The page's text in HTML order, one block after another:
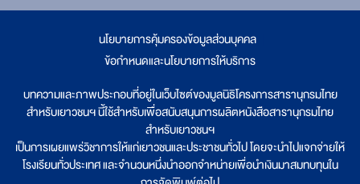
นโยบายการคุ้มครองข้อมูลส่วนบุคคล
ข้อกำหนดและนโยบายการให้บริการ
บทความและภาพประกอบที่อยู่ในเว็บไซต์ของมูลนิธิโครงการสารานุกรมไทย
สำหรับเยาวชนฯ นี้ใช้สำหรับเพื่อสนับสนุนการผลิตหนังสือสารานุกรมไทย
สำหรับเยาวชนฯ
เป็นการเผยแพร่วิชาการให้แก่เยาวชนและประชาชนทั่วไป โดยจะนำไปแจกจ่ายให้
โรงเรียนทั่วประเทศ และจำนวนหนึ่งนำออกจำหน่ายเพื่อนำเงินมาสมทบทุนใน